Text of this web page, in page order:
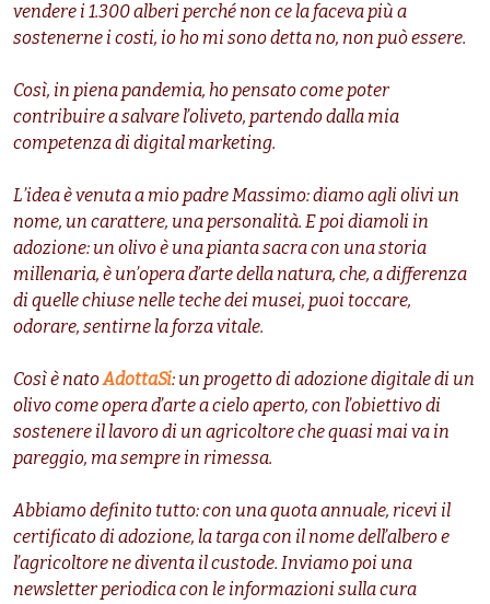
vendere i 1.300 alberi perché non ce la faceva più a
sostenerne i costi, io ho mi sono detta no, non può essere.
Così, in piena pandemia, ho pensato come poter
contribuire a salvare l’oliveto, partendo dalla mia
competenza di digital marketing.
L’idea è venuta a mio padre Massimo: diamo agli olivi un
nome, un carattere, una personalità. E poi diamoli in
adozione: un olivo è una pianta sacra con una storia
millenaria, è un’opera d’arte della natura, che, a differenza
di quelle chiuse nelle teche dei musei, puoi toccare,
odorare, sentirne la forza vitale.
Così è natoAdottaSi: un progetto di adozione digitale di un
olivo come opera d’arte a cielo aperto, con l’obiettivo di
sostenere il lavoro di un agricoltore che quasi mai va in
pareggio, ma sempre in rimessa.
Abbiamo definito tutto: con una quota annuale, ricevi il
certificato di adozione, la targa con il nome dell’albero e
l’agricoltore ne diventa il custode. Inviamo poi una
newsletter periodica con le informazioni sulla cura